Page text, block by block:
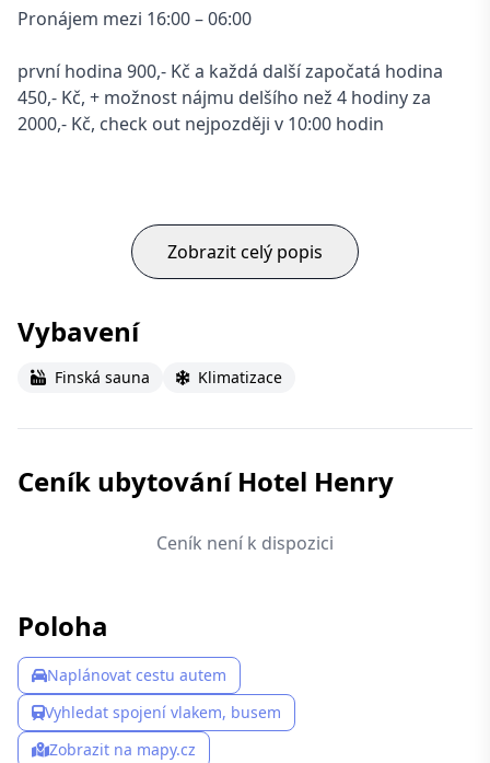
Pronájem mezi 16:00 – 06:00
první hodina 900,- Kč a každá další započatá hodina
450,- Kč, + možnost nájmu delšího než 4 hodiny za
2000,- Kč, check out nejpozději v 10:00 hodin
Zobrazit celý popis
Vybavení
Finská sauna Klimatizace
Ceník ubytování Hotel Henry
Ceník není k dispozici
Poloha
Naplánovat cestu autem
Vyhledat spojení vlakem, busem
Zobrazit na mapy.cz